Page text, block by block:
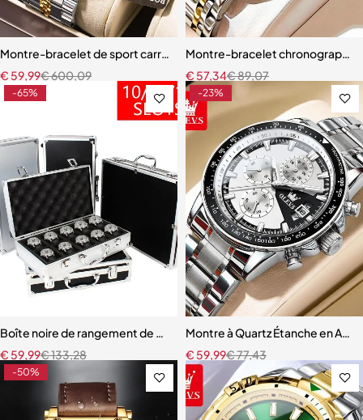
Montre-bracelet de sport carrée de luxe pour homme
€600,09
€ 59,99
Montre-bracelet chronographe
€89,07
€ 57,34
-65%
Boîte noire de rangement de montre en alliage d'aluminium
€133,28
€ 59,99
-23%
Montre à Quartz Étanche en
€77,43
€ 59,99
-50%